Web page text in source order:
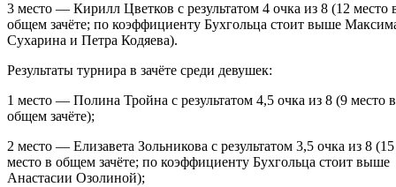
3 место — Кирилл Цветков с результатом 4 очка из 8 (12 место
общем зачёте; по коэффициенту Бухгольца стоит выше
Сухарина и Петра Кодяева).
Результаты турнира в зачёте среди девушек:
1 место — Полина Тройна с результатом 4,5 очка из 8 (9 место в
общем зачёте);
2 место — Елизавета Зольникова с результатом 3,5 очка из 8 (15
место в общем зачёте; по коэффициенту Бухгольца стоит выше
Анастасии Озолиной);